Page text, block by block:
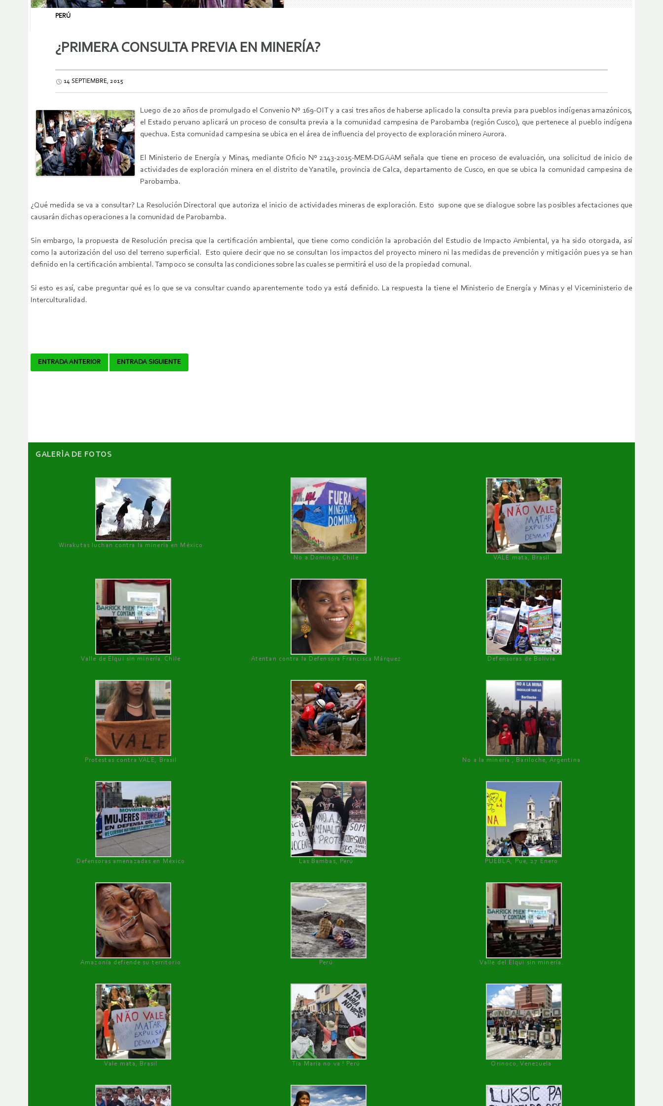
PERÚ
¿PRIMERA CONSULTA PREVIA EN MINERÍA?
14 SEPTIEMBRE, 2015
Luego de 20 años de promulgado el Convenio Nº 169-OIT y a casi tres años de haberse aplicado la consulta previa para pueblos indígenas amazónicos,
el Estado peruano aplicará un proceso de consulta previa a la comunidad campesina de Parobamba (región Cusco), que pertenece al pueblo indígena
quechua. Esta comunidad campesina se ubica en el área de influencia del proyecto de exploración minero Aurora.
El Ministerio de Energía y Minas, mediante Oficio Nº 2143-2015-MEM-DGAAM señala que tiene en proceso de evaluación, una solicitud de inicio de
actividades de exploración minera en el distrito de Yanatile, provincia de Calca, departamento de Cusco, en que se ubica la comunidad campesina de
Parobamba.
¿Qué medida se va a consultar? La Resolución Directoral que autoriza el inicio de actividades mineras de exploración. Esto supone que se dialogue sobre las posibles afectaciones que
causarán dichas operaciones a la comunidad de Parobamba.
Sin embargo, la propuesta de Resolución precisa que la certificación ambiental, que tiene como condición la aprobación del Estudio de Impacto Ambiental, ya ha sido otorgada, así
como la autorización del uso del terreno superficial. Esto quiere decir que no se consultan los impactos del proyecto minero ni las medidas de prevención y mitigación pues ya se han
definido en la certificación ambiental. Tampoco se consulta las condiciones sobre las cuales se permitirá el uso de la propiedad comunal.
Si esto es así, cabe preguntar qué es lo que se va consultar cuando aparentemente todo ya está definido. La respuesta la tiene el Ministerio de Energía y Minas y el Viceministerio de
Interculturalidad.
Navegador
ENTRADA ANTERIOR ENTRADA SIGUIENTE
GALERÌA DE FOTOS
Wirakutas luchan contra la minería en México
No a Dominga, Chile
VALE mata, Brasil
Valle de Elqui sin minería. Chile Atentan contra la Defensora Francisca Márquez Defensoras de Bolivia
Protestas contra VALE, Brasil No a la minería , Bariloche, Argentina
Defensoras amenazadas en México Las Bambas, Perú PUEBLA, Pue, 27 Enero
Amazonía defiende su territorio Perú Valle del Elqui sin minería.
Vale mata, Brasil Tía María no va ! Perú Orinoco, Venezuela